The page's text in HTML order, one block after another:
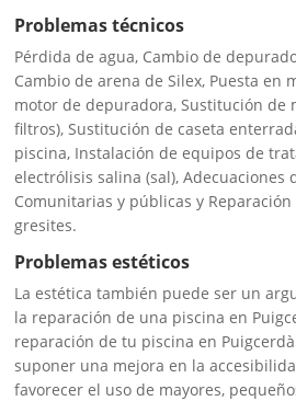
Problemas técnicos
Pérdida de agua, Cambio de
Cambio de arena de Silex, Puesta en
motor de depuradora, Sustitución de
filtros), Sustitución de caseta
piscina, Instalación de equipos de
electrólisis salina (sal), Adecuaciones
Comunitarias y públicas y
gresites.
Problemas estéticos
La estética también puede ser un
la reparación de una piscina en
reparación de tu piscina en
suponer una mejora en la
favorecer el uso de mayores,